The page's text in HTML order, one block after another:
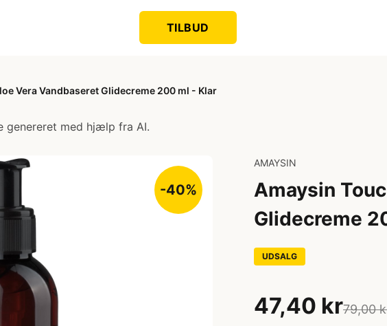
TILBUD
Vera Vandbaseret Glidecreme 200 ml - Klar
genereret med hjælp fra AI.
-40%
AMAYSIN
Amaysin
Glidecreme
UDSALG
47,40 kr79,00